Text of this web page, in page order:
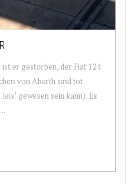
er gestorben, der Fiat 124
von Abarth sind tot
gewesen sein kann). Es